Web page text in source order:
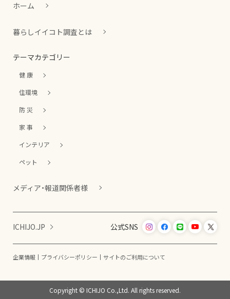
ホーム
暮らしイイコト調査とは
メディア・報道関係者様
テーマカテゴリー
健 康
住環境
防 災
家 事
インテリア
ペット
ICHIJO.JP
企業情報 プライバシーポリシー サイトのご利用について
公式SNS
Copyright © ICHIJO Co.,Ltd. All rights reserved.